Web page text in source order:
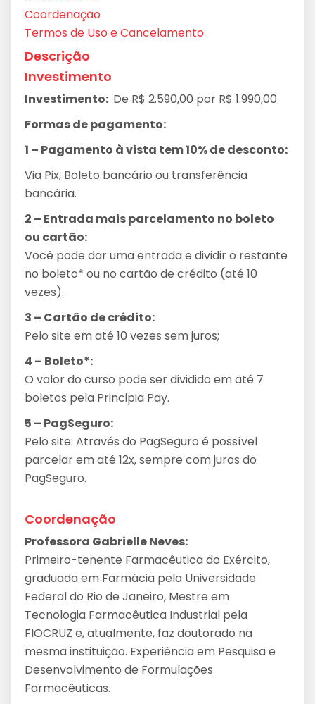
Coordenação
Termos de Uso e Cancelamento
Descrição
Investimento
Investimento: De R$ 2.590,00 por R$ 1.990,00
Formas de pagamento:
1 – Pagamento à vista tem 10% de desconto:
Via Pix, Boleto bancário ou transferência
bancária.
2 – Entrada mais parcelamento no boleto
ou cartão:
Você pode dar uma entrada e dividir o restante
no boleto* ou no cartão de crédito (até 10
vezes).
3 – Cartão de crédito:
Pelo site em até 10 vezes sem juros;
4 – Boleto*:
O valor do curso pode ser dividido em até 7
boletos pela Principia Pay.
5 – PagSeguro:
Pelo site: Através do PagSeguro é possível
parcelar em até 12x, sempre com juros do
PagSeguro.
Coordenação
Professora Gabrielle Neves:
Primeiro-tenente Farmacêutica do Exército,
graduada em Farmácia pela Universidade
Federal do Rio de Janeiro, Mestre em
Tecnologia Farmacêutica Industrial pela
FIOCRUZ e, atualmente, faz doutorado na
mesma instituição. Experiência em Pesquisa e
Desenvolvimento de Formulações
Farmacêuticas.